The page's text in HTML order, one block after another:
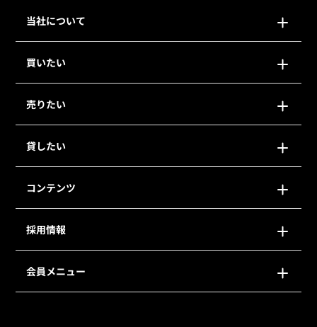
当社について
買いたい
売りたい
貸したい
コンテンツ
採用情報
会員メニュー